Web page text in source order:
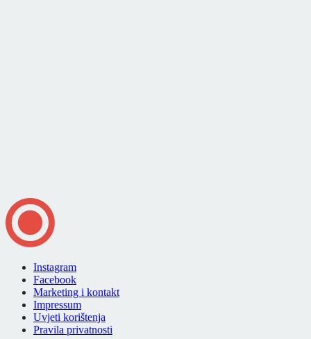
Instagram
Facebook
Marketing i kontakt
Impressum
Uvjeti korištenja
Pravila privatnosti